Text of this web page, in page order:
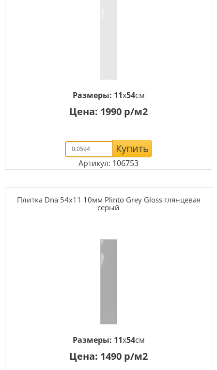
Размеры: 11x54см
Цена: 1990 р/м2
Купить
Артикул: 106753
Плитка Dna 54x11 10мм Plinto Grey Gloss глянцевая
серый
Размеры: 11x54см
Цена: 1490 р/м2